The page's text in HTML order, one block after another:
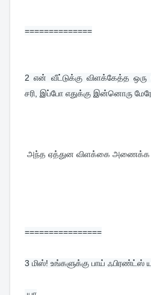
==============
2 என் வீட்டுக்கு விளக்கேத்த
சரி, இப்போ எதுக்கு இன்னொரு
அந்த ஏத்துன விளக்கை அணைக்க
================
3 மிஸ்! உங்களுக்கு பாய் ஃபிரண்ட்ஸ்